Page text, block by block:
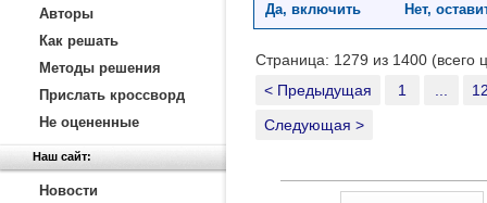
Авторы
Как решать
Методы решения
Прислать кроссворд
Не оцененные
Наш сайт:
Новости
Да, включить
Нет,
Страница: 1279 из 1400 (всего
< Предыдущая
1
Следующая >